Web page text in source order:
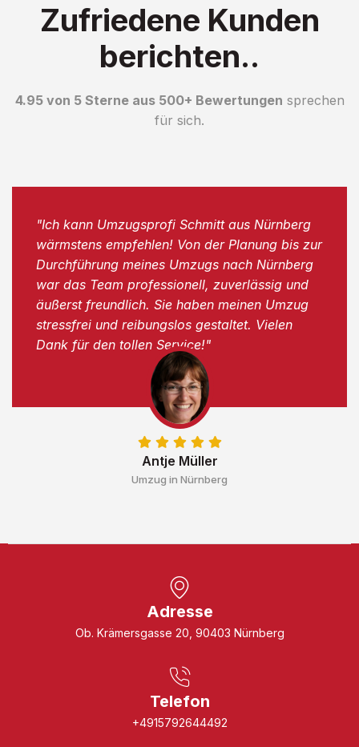
Zufriedene Kunden
berichten..
4.95 von 5 Sterne aus 500+ Bewertungen sprechen
für sich.
Antje Müller
Umzug in Nürnberg
"Ich kann Umzugsprofi Schmitt aus Nürnberg
wärmstens empfehlen! Von der Planung bis zur
Durchführung meines Umzugs nach Nürnberg
war das Team professionell, zuverlässig und
äußerst freundlich. Sie haben meinen Umzug
stressfrei und reibungslos gestaltet. Vielen
Dank für den tollen Service!"
Adresse
Ob. Krämersgasse 20, 90403 Nürnberg
Telefon
+4915792644492